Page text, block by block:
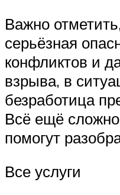
Важно
серьёзная
конфликтов и
взрыва, в
безработица
Всё ещё
помогут
Все услуги